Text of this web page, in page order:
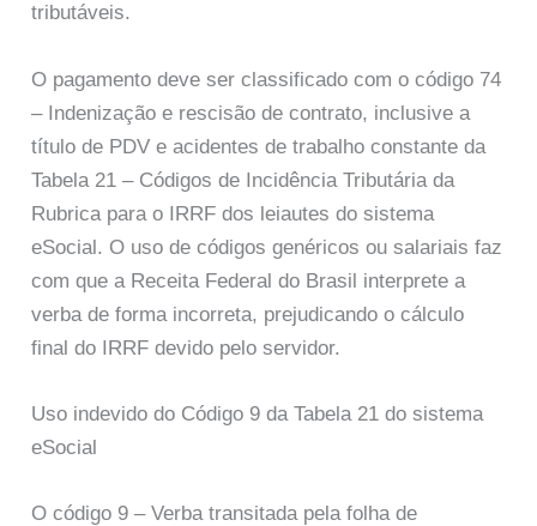
tributáveis.
O pagamento deve ser classificado com o código 74
– Indenização e rescisão de contrato, inclusive a
título de PDV e acidentes de trabalho constante da
Tabela 21 – Códigos de Incidência Tributária da
Rubrica para o IRRF dos leiautes do sistema
eSocial. O uso de códigos genéricos ou salariais faz
com que a Receita Federal do Brasil interprete a
verba de forma incorreta, prejudicando o cálculo
final do IRRF devido pelo servidor.
Uso indevido do Código 9 da Tabela 21 do sistema
eSocial
O código 9 – Verba transitada pela folha de